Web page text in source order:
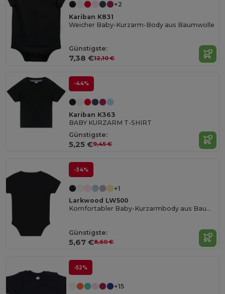
+2
Kariban K831
Weicher Baby-Kurzarm-Body aus Baumwolle
Günstigste:
7,38 €12,10 €
-44%
Kariban K363
BABY KURZARM T-SHIRT
Günstigste:
5,25 €9,45 €
-34%
+1
Larkwood LW500
Komfortabler Baby-Kurzarmbody aus Baumwolle
Günstigste:
5,67 €8,60 €
-52%
+15